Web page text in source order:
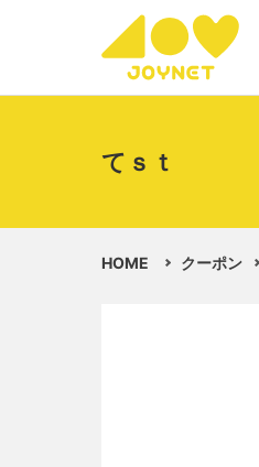
てｓｔ
HOME クーポン